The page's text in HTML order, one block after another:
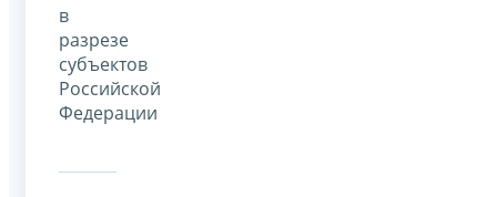
в
разрезе
субъектов
Российской
Федерации